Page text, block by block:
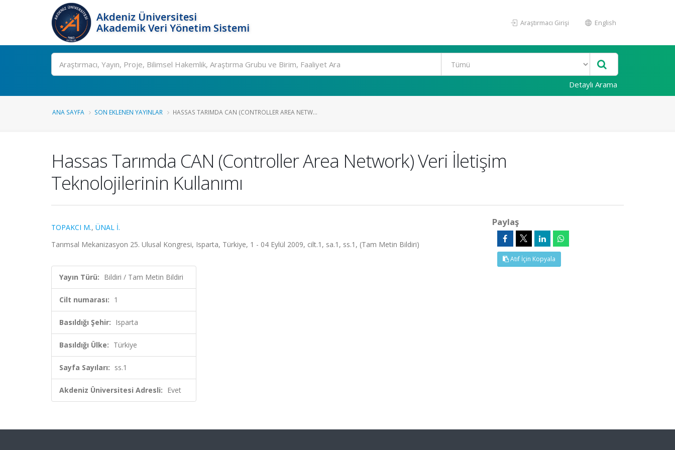
Akdeniz Üniversitesi
Akademik Veri Yönetim Sistemi
Araştırmacı Girişi English
Ara
Detaylı Arama
ANA SAYFA SON EKLENEN YAYINLAR HASSAS TARIMDA CAN (CONTROLLER AREA NETW...
Hassas Tarımda CAN (Controller Area Network) Veri İletişim
Teknolojilerinin Kullanımı
TOPAKCI M., ÜNAL İ.
Tarımsal Mekanizasyon 25. Ulusal Kongresi, Isparta, Türkiye, 1 - 04 Eylül 2009, cilt.1, sa.1, ss.1, (Tam Metin Bildiri)
Yayın Türü: Bildiri / Tam Metin Bildiri
Cilt numarası: 1
Basıldığı Şehir: Isparta
Basıldığı Ülke: Türkiye
Sayfa Sayıları: ss.1
Akdeniz Üniversitesi Adresli: Evet
Paylaş
Atıf İçin Kopyala